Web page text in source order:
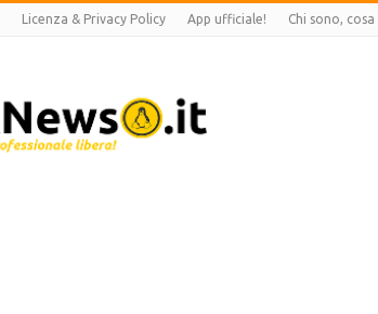
Licenza & Privacy Policy App ufficiale! Chi sono,